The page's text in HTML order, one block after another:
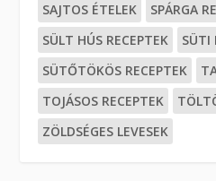
SAJTOS ÉTELEK
SPÁRGA
SÜLT HÚS RECEPTEK
SÜTI
SÜTŐTÖKÖS RECEPTEK
TOJÁSOS RECEPTEK
ZÖLDSÉGES LEVESEK